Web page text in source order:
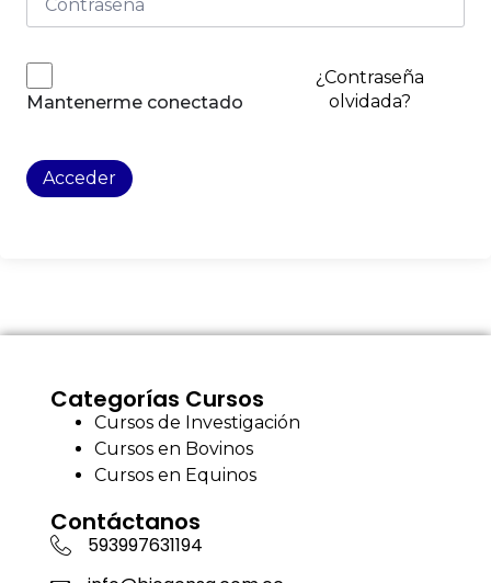
Mantenerme conectado
¿Contraseña
olvidada?
Acceder
Categorías Cursos
Cursos de Investigación
Cursos en Bovinos
Cursos en Equinos
Contáctanos
593997631194
vacas Febrero 2026